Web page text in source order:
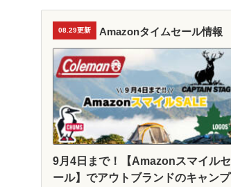
08.29更新 Amazonタイムセール情報
9月4日まで！【Amazonスマイルセ
ール】でアウトブランドのキャンプ